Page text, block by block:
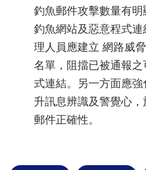
釣魚郵件攻擊數量有
釣魚網站及惡意程式
理人員應建立 網路威
名單，阻擋已被通報
式連結。另一方面應
升訊息辨識及警覺心
郵件正確性。